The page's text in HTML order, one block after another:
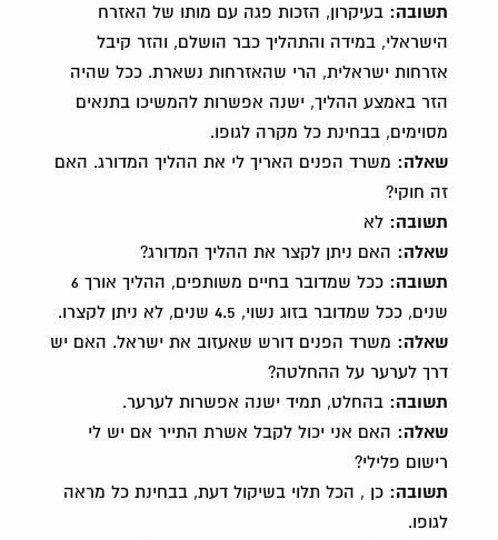
תשובה: בעיקרון, הזכות פגה עם מותו של האזרח
הישראלי, במידה והתהליך כבר הושלם, והזר קיבל
אזרחות ישראלית, הרי שהאזרחות נשארת. ככל שהיה
הזר באמצע ההליך, ישנה אפשרות להמשיכו בתנאים
מסוימים, בבחינת כל מקרה לגופו.
שאלה: משרד הפנים האריך לי את ההליך המדורג. האם
זה חוקי?
תשובה: לא
שאלה: האם ניתן לקצר את ההליך המדורג?
תשובה:
ככל שמדובר בחיים משותפים, ההליך אורך 6
שנים, ככל שמדובר בזוג נשוי, 4.5 שנים, לא ניתן לקצרו.
שאלה: משרד הפנים דורש שאעזוב את ישראל. האם יש
דרך לערער על ההחלטה?
תשובה: בהחלט, תמיד ישנה אפשרות לערער.
שאלה: האם אני יכול לקבל אשרת התייר אם יש לי
רישום פלילי?
תשובה: כן , הכל תלוי בשיקול דעת, בבחינת כל מראה
לגופו.